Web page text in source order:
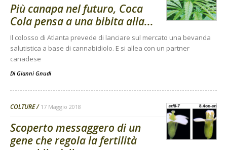
Più canapa nel futuro, Coca
Cola pensa a una bibita alla...
Il colosso di Atlanta prevede di lanciare sul mercato una bevanda
salutistica a base di cannabidiolo. E si allea con un partner
canadese
Di Gianni Gnudi
COLTURE 17 Maggio 2018
Scoperto messaggero di un
gene che regola la fertilità